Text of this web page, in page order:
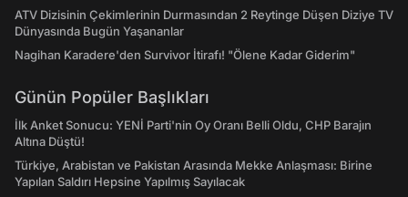
ATV Dizisinin Çekimlerinin Durmasından 2 Reytinge Düşen Diziye TV
Dünyasında Bugün Yaşananlar
Nagihan Karadere'den Survivor İtirafı! "Ölene Kadar Giderim"
Günün Popüler Başlıkları
İlk Anket Sonucu: YENİ Parti'nin Oy Oranı Belli Oldu, CHP Barajın
Altına Düştü!
Türkiye, Arabistan ve Pakistan Arasında Mekke Anlaşması: Birine
Yapılan Saldırı Hepsine Yapılmış Sayılacak